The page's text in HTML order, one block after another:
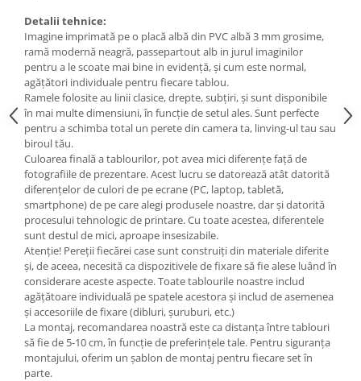
Tricouri biciclisti
Tricouri biciclisti MTB
Tricouri biciclisti BMX
Tricouri biciclisti downhill
Tricouri skateboard
Tricouri sport/fitness
Tricouri fitness/sala de forta
Tricouri yoga
Detalii tehnice:
Imagine imprimată pe o placă albă din PVC albă 3 mm grosime,
ramă modernă neagră, passepartout alb in jurul imaginilor
pentru a le scoate mai bine in evidență, și cum este normal,
agățători individuale pentru fiecare tablou.
Ramele folosite au linii clasice, drepte, subțiri, și sunt disponibile
în mai multe dimensiuni, în funcție de setul ales. Sunt perfecte
pentru a schimba total un perete din camera ta, linving-ul tau sau
biroul tău.
Culoarea finală a tablourilor, pot avea mici diferențe față de
fotografiile de prezentare. Acest lucru se datorează atât datorită
diferențelor de culori de pe ecrane (PC, laptop, tabletă,
smartphone) de pe care alegi produsele noastre, dar și datorită
procesului tehnologic de printare. Cu toate acestea, diferentele
sunt destul de mici, aproape insesizabile.
Atenție! Pereții fiecărei case sunt construiți din materiale diferite
și, de aceea, necesită ca dispozitivele de fixare să fie alese luând în
considerare aceste aspecte. Toate tablourile noastre includ
agățătoare individuală pe spatele acestora și includ de asemenea
și accesoriile de fixare (dibluri, șuruburi, etc.)
La montaj, recomandarea noastră este ca distanța între tablouri
să fie de 5-10 cm, în funcție de preferințele tale. Pentru siguranța
montajului, oferim un șablon de montaj pentru fiecare set în
parte.